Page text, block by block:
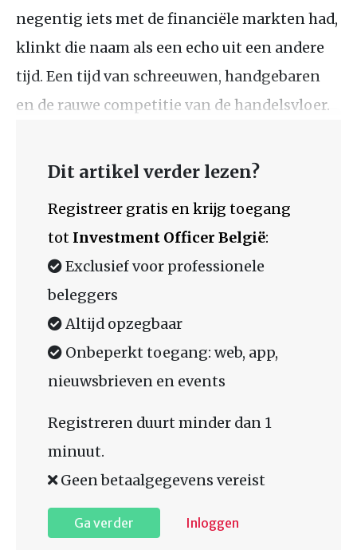
negentig iets met de financiële markten had,
klinkt die naam als een echo uit een andere
tijd. Een tijd van schreeuwen, handgebaren
en de rauwe competitie van de handelsvloer.
Dit artikel verder lezen?
Registreer gratis en krijg toegang
tot Investment Officer België:
Exclusief voor professionele
beleggers
Altijd opzegbaar
Onbeperkt toegang: web, app,
nieuwsbrieven en events
Registreren duurt minder dan 1
minuut.
Geen betaalgegevens vereist
Ga verder Inloggen